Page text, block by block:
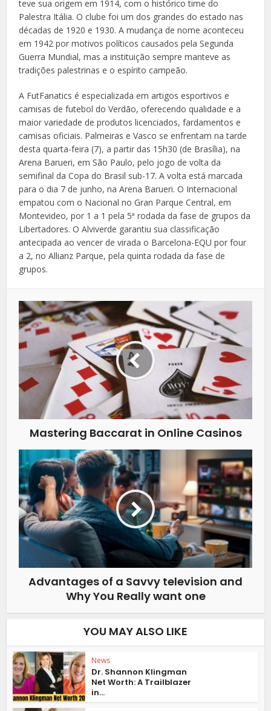
teve sua origem em 1914, com o histórico time do
Palestra Itália. O clube foi um dos grandes do estado nas
décadas de 1920 e 1930. A mudança de nome aconteceu
em 1942 por motivos políticos causados pela Segunda
Guerra Mundial, mas a instituição sempre manteve as
tradições palestrinas e o espírito campeão.
A FutFanatics é especializada em artigos esportivos e
camisas de futebol do Verdão, oferecendo qualidade e a
maior variedade de produtos licenciados, fardamentos e
camisas oficiais. Palmeiras e Vasco se enfrentam na tarde
desta quarta-feira (7), a partir das 15h30 (de Brasília), na
Arena Barueri, em São Paulo, pelo jogo de volta da
semifinal da Copa do Brasil sub-17. A volta está marcada
para o dia 7 de junho, na Arena Barueri. O Internacional
empatou com o Nacional no Gran Parque Central, em
Montevideo, por 1 a 1 pela 5ª rodada da fase de grupos da
Libertadores. O Alviverde garantiu sua classificação
antecipada ao vencer de virada o Barcelona-EQU por four
a 2, no Allianz Parque, pela quinta rodada da fase de
grupos.
Mastering Baccarat in Online Casinos
Advantages of a Savvy television and
Why You Really want one
YOU MAY ALSO LIKE
News
Dr. Shannon Klingman
Net Worth: A Trailblazer
in...